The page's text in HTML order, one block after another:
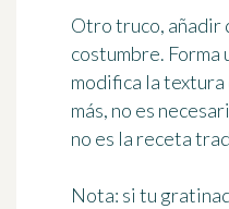
Otro truco, añadir
costumbre. Forma
modifica la
más, no es
no es la receta
Nota: si tu